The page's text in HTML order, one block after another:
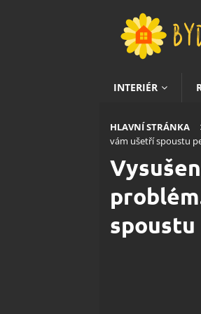
INTERIÉR
HLAVNÍ STRÁNKA
vám ušetří spoustu
spoustu